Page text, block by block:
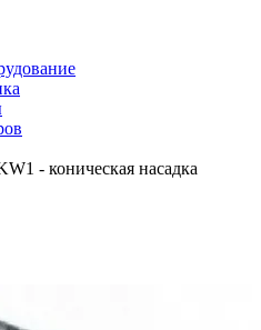
- коническая насадка